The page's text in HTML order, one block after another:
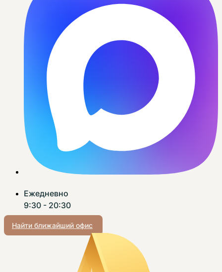
Ежедневно
9:30 - 20:30
Найти ближайший офис